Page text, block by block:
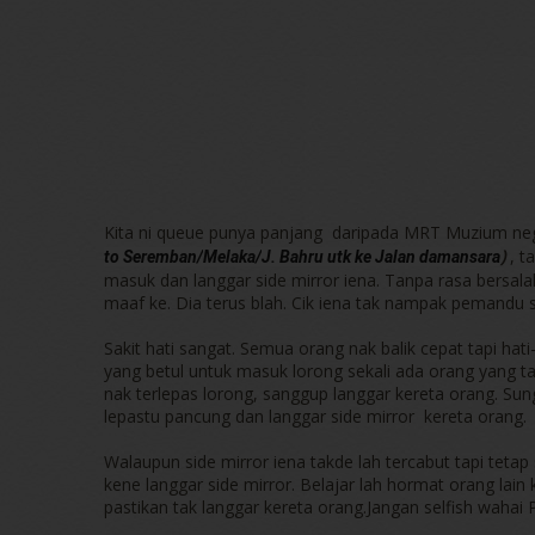
Kita ni queue punya panjang daripada MRT Muzium
to Seremban/Melaka/J. Bahru utk ke Jalan damansara) ,
masuk dan langgar side mirror iena. Tanpa rasa
maaf ke. Dia terus blah. Cik iena tak nampak pemandu
Sakit hati sangat. Semua orang nak balik cepat tapi
yang betul untuk masuk lorong sekali ada orang yang
nak terlepas lorong, sanggup langgar kereta orang.
lepastu pancung dan langgar side mirror kereta orang.
Walaupun side mirror iena takde lah tercabut tapi
kene langgar side mirror. Belajar lah hormat orang
pastikan tak langgar kereta orang.Jangan selfish wahai